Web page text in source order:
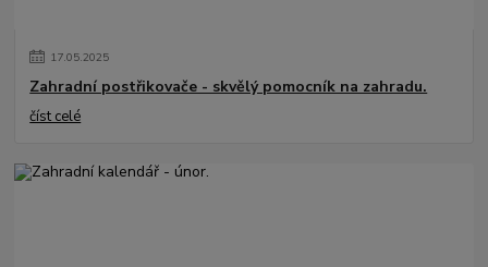
17.05.2025
Zahradní postřikovače - skvělý pomocník na zahradu.
číst celé